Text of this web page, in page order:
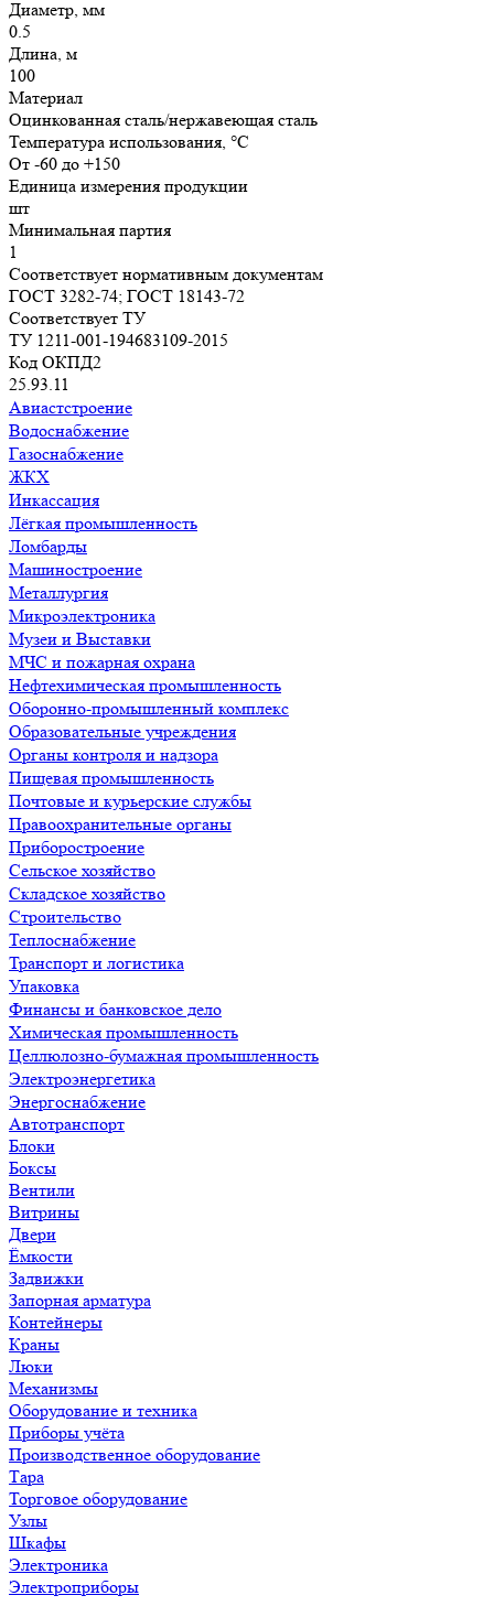
Диаметр, мм
0.5
Длина, м
100
Материал
Оцинкованная сталь/нержавеющая сталь
Температура использования, °C
От -60 до +150
Единица измерения продукции
шт
Минимальная партия
1
Соответствует нормативным документам
ГОСТ 3282-74; ГОСТ 18143-72
Соответствует ТУ
ТУ 1211-001-194683109-2015
Код ОКПД2
25.93.11
Авиастстроение
Водоснабжение
Газоснабжение
ЖКХ
Инкассация
Лёгкая промышленность
Ломбарды
Машиностроение
Металлургия
Микроэлектроника
Музеи и Выставки
МЧС и пожарная охрана
Нефтехимическая промышленность
Оборонно-промышленный комплекс
Образовательные учреждения
Органы контроля и надзора
Пищевая промышленность
Почтовые и курьерские службы
Правоохранительные органы
Приборостроение
Сельское хозяйство
Складское хозяйство
Строительство
Теплоснабжение
Транспорт и логистика
Упаковка
Финансы и банковское дело
Химическая промышленность
Целлюлозно-бумажная промышленность
Электроэнергетика
Энергоснабжение
Автотранспорт
Блоки
Боксы
Вентили
Витрины
Двери
Ёмкости
Задвижки
Запорная арматура
Контейнеры
Краны
Люки
Механизмы
Оборудование и техника
Приборы учёта
Производственное оборудование
Тара
Торговое оборудование
Узлы
Шкафы
Электроника
Электроприборы